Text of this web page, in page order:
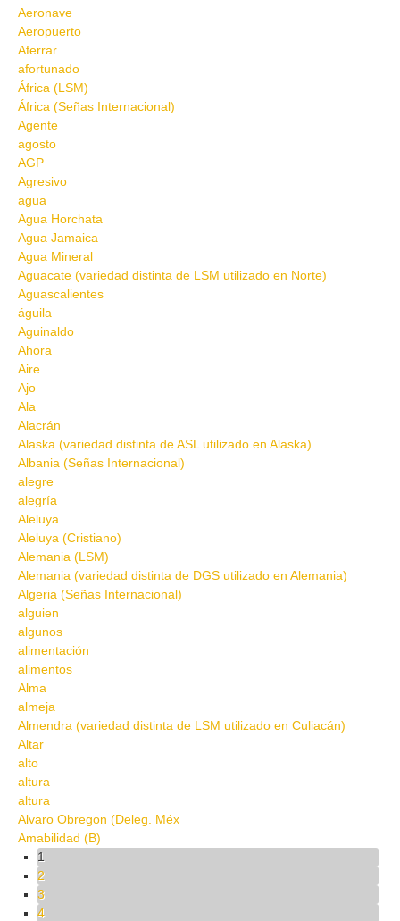
Aeronave
Aeropuerto
Aferrar
afortunado
África (LSM)
África (Señas Internacional)
Agente
agosto
AGP
Agresivo
agua
Agua Horchata
Agua Jamaica
Agua Mineral
Aguacate (variedad distinta de LSM utilizado en Norte)
Aguascalientes
águila
Aguinaldo
Ahora
Aire
Ajo
Ala
Alacrán
Alaska (variedad distinta de ASL utilizado en Alaska)
Albania (Señas Internacional)
alegre
alegría
Aleluya
Aleluya (Cristiano)
Alemania (LSM)
Alemania (variedad distinta de DGS utilizado en Alemania)
Algeria (Señas Internacional)
alguien
algunos
alimentación
alimentos
Alma
almeja
Almendra (variedad distinta de LSM utilizado en Culiacán)
Altar
alto
altura
altura
Alvaro Obregon (Deleg. Méx
Amabilidad (B)
Pages
1
2
3
4